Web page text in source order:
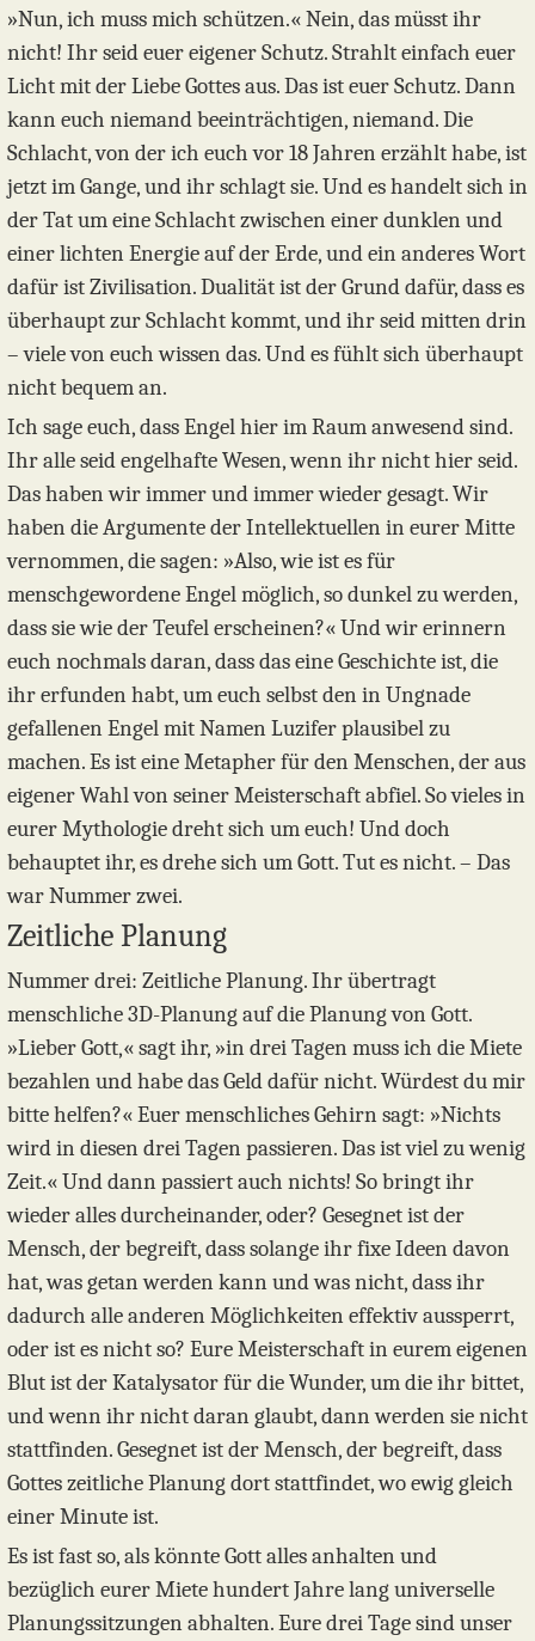
»Nun, ich muss mich schützen.« Nein, das müsst ihr
nicht! Ihr seid euer eigener Schutz. Strahlt einfach euer
Licht mit der Liebe Gottes aus. Das ist euer Schutz. Dann
kann euch niemand beeinträchtigen, niemand. Die
Schlacht, von der ich euch vor 18 Jahren erzählt habe, ist
jetzt im Gange, und ihr schlagt sie. Und es handelt sich in
der Tat um eine Schlacht zwischen einer dunklen und
einer lichten Energie auf der Erde, und ein anderes Wort
dafür ist Zivilisation. Dualität ist der Grund dafür, dass es
überhaupt zur Schlacht kommt, und ihr seid mitten drin
– viele von euch wissen das. Und es fühlt sich überhaupt
nicht bequem an.
Ich sage euch, dass Engel hier im Raum anwesend sind.
Ihr alle seid engelhafte Wesen, wenn ihr nicht hier seid.
Das haben wir immer und immer wieder gesagt. Wir
haben die Argumente der Intellektuellen in eurer Mitte
vernommen, die sagen: »Also, wie ist es für
menschgewordene Engel möglich, so dunkel zu werden,
dass sie wie der Teufel erscheinen?« Und wir erinnern
euch nochmals daran, dass das eine Geschichte ist, die
ihr erfunden habt, um euch selbst den in Ungnade
gefallenen Engel mit Namen Luzifer plausibel zu
machen. Es ist eine Metapher für den Menschen, der aus
eigener Wahl von seiner Meisterschaft abfiel. So vieles in
eurer Mythologie dreht sich um euch! Und doch
behauptet ihr, es drehe sich um Gott. Tut es nicht. – Das
war Nummer zwei.
Zeitliche Planung
Nummer drei: Zeitliche Planung. Ihr übertragt
menschliche 3D-Planung auf die Planung von Gott.
»Lieber Gott,« sagt ihr, »in drei Tagen muss ich die Miete
bezahlen und habe das Geld dafür nicht. Würdest du mir
bitte helfen?« Euer menschliches Gehirn sagt: »Nichts
wird in diesen drei Tagen passieren. Das ist viel zu wenig
Zeit.« Und dann passiert auch nichts! So bringt ihr
wieder alles durcheinander, oder? Gesegnet ist der
Mensch, der begreift, dass solange ihr fixe Ideen davon
hat, was getan werden kann und was nicht, dass ihr
dadurch alle anderen Möglichkeiten effektiv aussperrt,
oder ist es nicht so? Eure Meisterschaft in eurem eigenen
Blut ist der Katalysator für die Wunder, um die ihr bittet,
und wenn ihr nicht daran glaubt, dann werden sie nicht
stattfinden. Gesegnet ist der Mensch, der begreift, dass
Gottes zeitliche Planung dort stattfindet, wo ewig gleich
einer Minute ist.
Es ist fast so, als könnte Gott alles anhalten und
bezüglich eurer Miete hundert Jahre lang universelle
Planungssitzungen abhalten. Eure drei Tage sind unser